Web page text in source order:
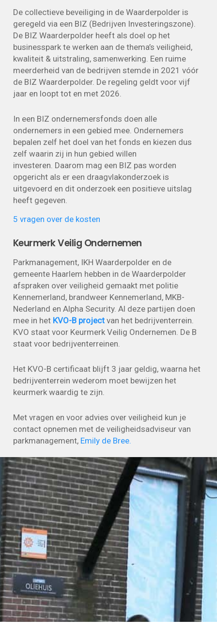
De collectieve beveiliging in de Waarderpolder is
geregeld via een BIZ (Bedrijven Investeringszone).
De BIZ Waarderpolder heeft als doel op het
businesspark te werken aan de thema’s veiligheid,
kwaliteit & uitstraling, samenwerking. Een ruime
meerderheid van de bedrijven stemde in 2021 vóór
de BIZ Waarderpolder. De regeling geldt voor vijf
jaar en loopt tot en met 2026.
In een BIZ ondernemersfonds doen alle
ondernemers in een gebied mee. Ondernemers
bepalen zelf het doel van het fonds en kiezen dus
zelf waarin zij in hun gebied willen
investeren. Daarom mag een BIZ pas worden
opgericht als er een draagvlakonderzoek is
uitgevoerd en dit onderzoek een positieve uitslag
heeft gegeven.
5 vragen over de kosten
Keurmerk Veilig Ondernemen
Parkmanagement, IKH Waarderpolder en de
gemeente Haarlem hebben in de Waarderpolder
afspraken over veiligheid gemaakt met politie
Kennemerland, brandweer Kennemerland, MKB-
Nederland en Alpha Security. Al deze partijen doen
mee in het KVO-B projectvan het bedrijventerrein.
KVO staat voor Keurmerk Veilig Ondernemen. De B
staat voor bedrijventerreinen.
Het KVO-B certificaat blijft 3 jaar geldig, waarna het
bedrijventerrein wederom moet bewijzen het
keurmerk waardig te zijn.
Met vragen en voor advies over veiligheid kun je
contact opnemen met de veiligheidsadviseur van
parkmanagement, Emily de Bree.